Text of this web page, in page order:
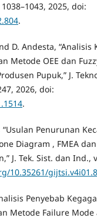
2025, doi:
.
D. Andesta,
Metode OEE dan
Pupuk,” J.
2026, doi:
.
Penurunan
Diagram , FMEA
J. Tek. Sist. dan Ind.,
10.35261/
Penyebab
Metode Failure